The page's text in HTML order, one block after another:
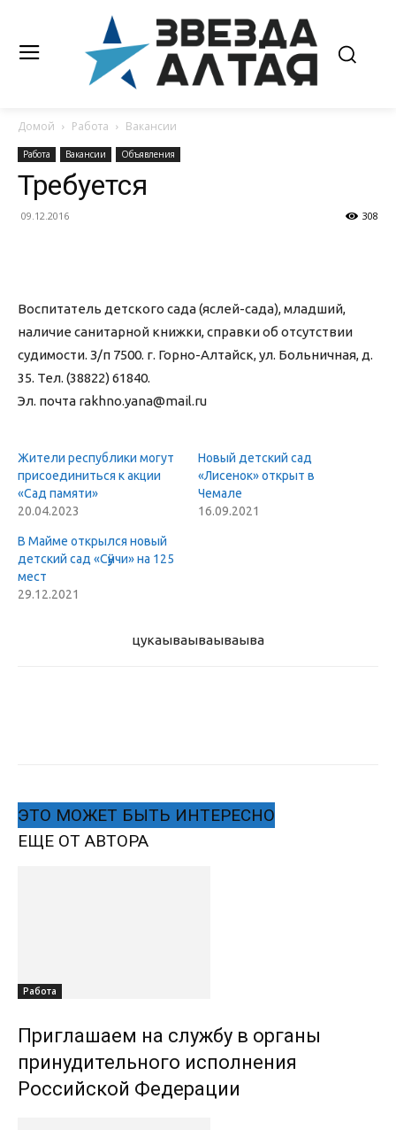
Домой Работа Вакансии
Работа Вакансии Объявления
Требуется
09.12.2016 308
Воспитатель детского сада (яслей-сада), младший,
наличие санитарной книжки, справки об отсутствии
судимости. З/п 7500. г. Горно-Алтайск, ул. Больничная, д.
35. Тел. (38822) 61840.
Эл. почта rakhno.yana@mail.ru
Жители республики могут
присоединиться к акции
«Сад памяти»
20.04.2023
Новый детский сад
«Лисенок» открыт в
Чемале
16.09.2021
В Майме открылся новый
детский сад «Сӱӱнчи» на 125
мест
29.12.2021
цукаываываываыва
ЭТО МОЖЕТ БЫТЬ ИНТЕРЕСНО
ЕЩЕ ОТ АВТОРА
Работа
Приглашаем на службу в органы
принудительного исполнения
Российской Федерации